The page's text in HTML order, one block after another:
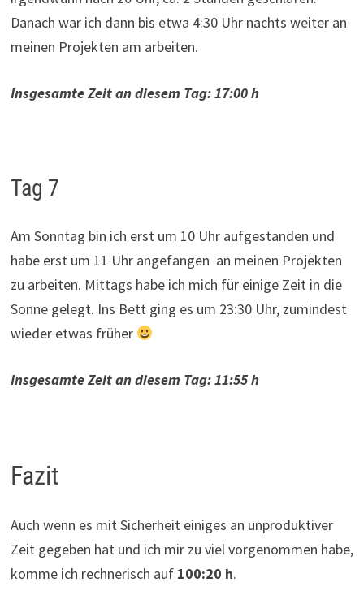
Danach war ich dann bis etwa 4:30 Uhr nachts weiter an
meinen Projekten am arbeiten.
Insgesamte Zeit an diesem Tag: 17:00 h
Tag 7
Am Sonntag bin ich erst um 10 Uhr aufgestanden und
habe erst um 11 Uhr angefangen an meinen Projekten
zu arbeiten. Mittags habe ich mich für einige Zeit in die
Sonne gelegt. Ins Bett ging es um 23:30 Uhr, zumindest
wieder etwas früher
Insgesamte Zeit an diesem Tag: 11:55 h
Fazit
Auch wenn es mit Sicherheit einiges an unproduktiver
Zeit gegeben hat und ich mir zu viel vorgenommen habe,
komme ich rechnerisch auf 100:20 h.